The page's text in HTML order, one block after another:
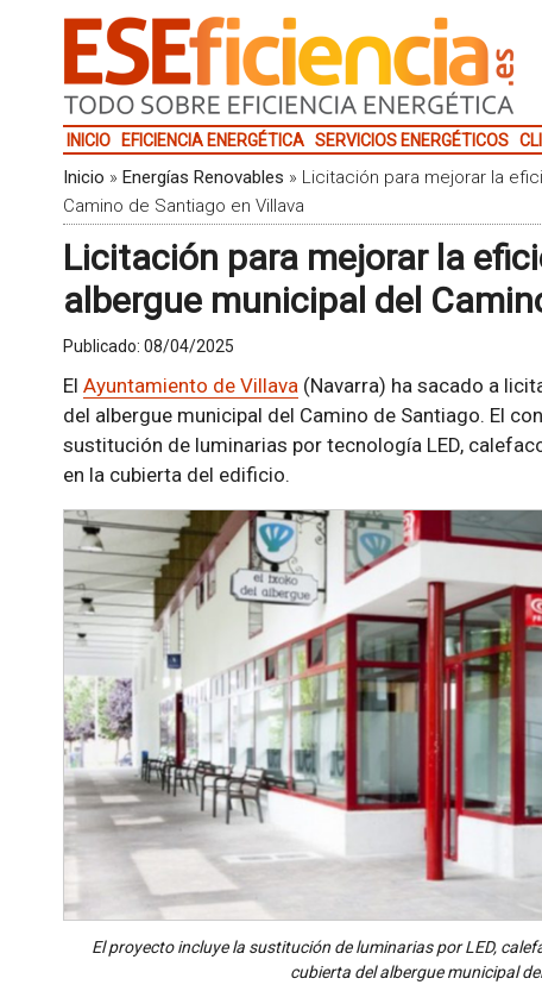
INICIO EFICIENCIA ENERGÉTICA SERVICIOS ENERGÉTICOS
Inicio » Energías Renovables » Licitación para mejorar la
Camino de Santiago en Villava
Licitación para mejorar la
albergue municipal del
Publicado: 08/04/2025
El Ayuntamiento de Villava(Navarra) ha sacado a
del albergue municipal del Camino de Santiago. El
sustitución de luminarias por tecnología LED,
en la cubierta del edificio.
El proyecto incluye la sustitución de luminarias por LED,
cubierta del albergue municipal